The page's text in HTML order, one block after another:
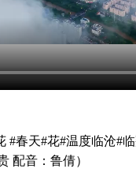
#春天#花#温度临沧#
配音：鲁倩）